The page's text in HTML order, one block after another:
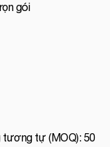
gói
tương tự (MOQ): 50